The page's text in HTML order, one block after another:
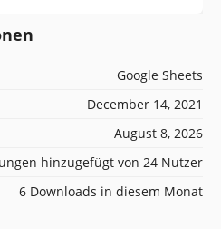
Google Sheets
December 14, 2021
August 8, 2026
hinzugefügt von 24 Nutzer
6 Downloads in diesem Monat